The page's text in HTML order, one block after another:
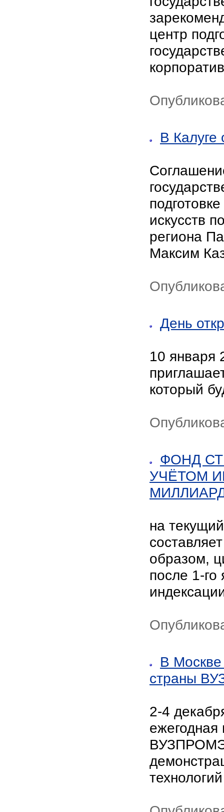
центр
В Калуге
искусств
региона
Максим
День
10 января
который
ФОНД
УЧЁТОМ
на
образом,
после 1-
В Москве
страны
2-4
ежегодная
технологий